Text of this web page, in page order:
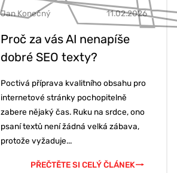
Proč za vás AI nenapíše
dobré SEO texty?
11.02.2026
Jan Konečný
Poctivá příprava kvalitního obsahu pro
internetové stránky pochopitelně
zabere nějaký čas. Ruku na srdce, ono
psaní textů není žádná velká zábava,
protože vyžaduje...
PŘEČTĚTE SI CELÝ ČLÁNEK